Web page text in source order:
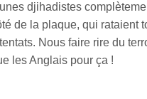
djihadistes
de la plaque, qui rataient
Nous faire rire du
les Anglais pour ça !